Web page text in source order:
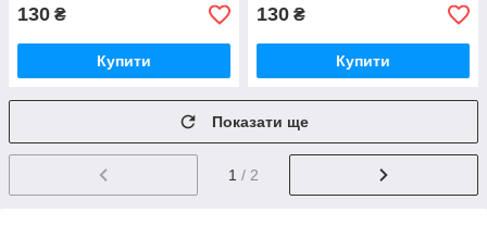
130 ₴
Купити
130 ₴
Купити
Показати ще
1 / 2